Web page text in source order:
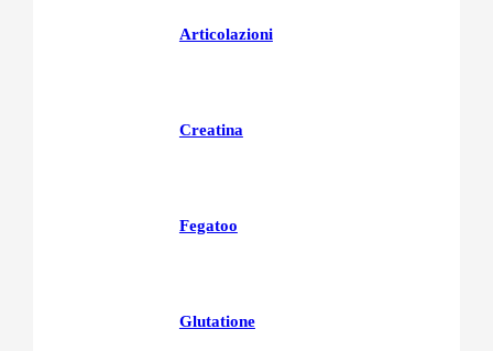
Articolazioni
Creatina
Fegatoo
Glutatione